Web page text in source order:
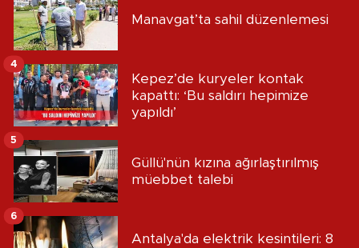
Manavgat’ta sahil düzenlemesi
Kepez’de kuryeler kontak
kapattı: ‘Bu saldırı hepimize
yapıldı’
4
Güllü'nün kızına ağırlaştırılmış
müebbet talebi
5
Antalya'da elektrik kesintileri: 8
6